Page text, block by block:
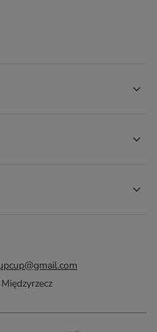
Międzyrzecz